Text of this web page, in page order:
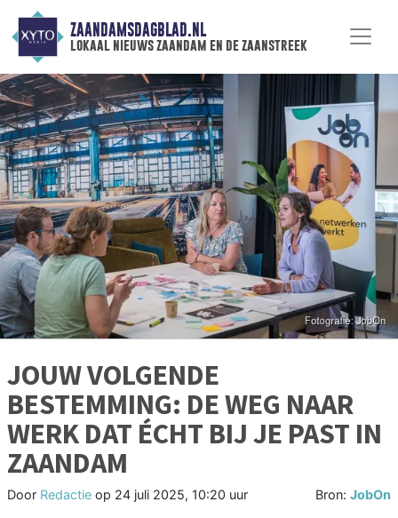
ZAANDAMSDAGBLAD.NL
lokaal nieuws zaandam en de zaanstreek
JOUW VOLGENDE
BESTEMMING: DE WEG NAAR
WERK DAT ÉCHT BIJ JE PAST IN
ZAANDAM
Door Redactie op 24 juli 2025, 10:20 uur Bron: JobOn